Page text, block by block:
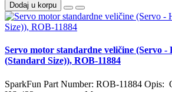
Dodaj u korpu
Servo motor standardne veličine (Servo -
(Standard Size)), ROB-11884
SparkFun Part Number: ROB-11884 Opis: